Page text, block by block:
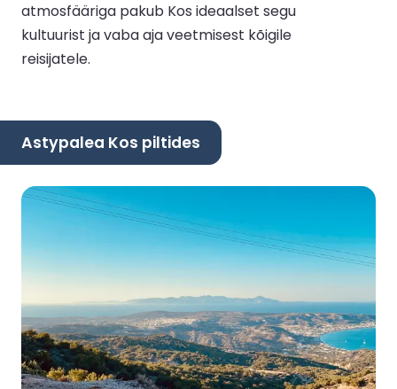
atmosfääriga pakub Kos ideaalset segu
kultuurist ja vaba aja veetmisest kõigile
reisijatele.
Astypalea Kos piltides